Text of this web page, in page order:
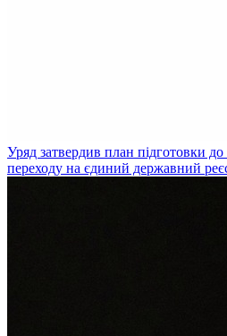
Уряд затвердив план підготовки
переходу на єдиний державний